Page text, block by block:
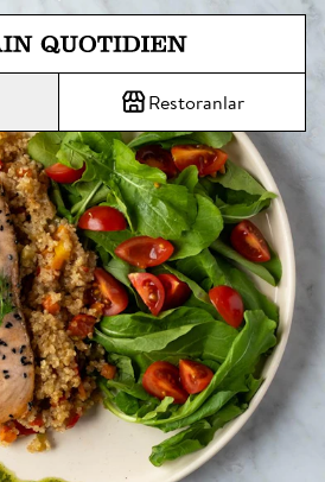
Ana içeriğe doğrudan atla
günlük ekmek anlamına gelir.
Restoranlar